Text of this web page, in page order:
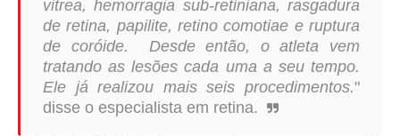
vitrea, hemorragia sub-retiniana, rasgadura
de retina, papilite, retino comotiae e ruptura
de coróide. Desde então, o atleta vem
tratando as lesões cada uma a seu tempo.
Ele já realizou mais seis procedimentos."
disse o especialista em retina.